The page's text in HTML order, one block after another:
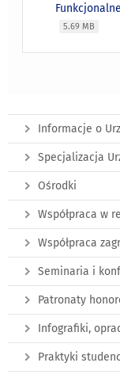
5.69 MB
Informacje o
Specjalizacja
Ośrodki
Współpraca w
Współpraca
Seminaria i
Patronaty
Infografiki,
Praktyki